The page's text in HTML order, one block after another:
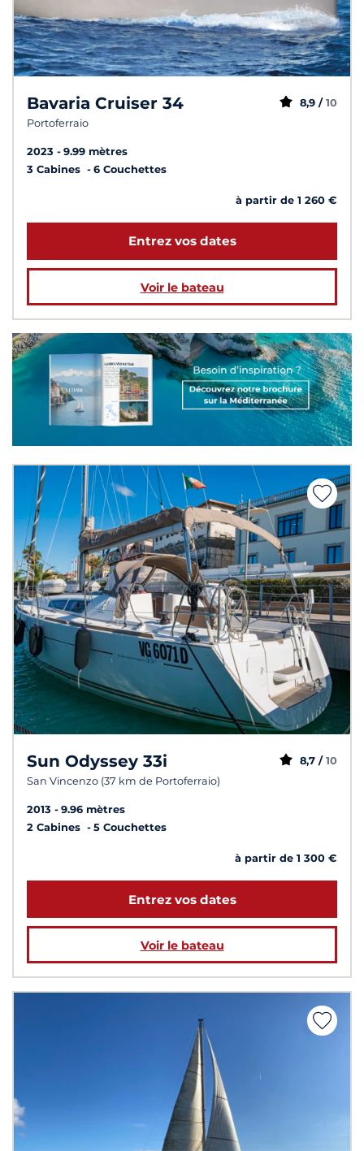
Bavaria Cruiser 34
Portoferraio
8,9 / 10
2023
9.99 mètres
3 Cabines
6 Couchettes
à partir de 1 260 €
Entrez vos dates
Voir le bateau
Sun Odyssey 33i
San Vincenzo (37 km de Portoferraio)
8,7 / 10
2013
9.96 mètres
2 Cabines
5 Couchettes
à partir de 1 300 €
Entrez vos dates
Voir le bateau